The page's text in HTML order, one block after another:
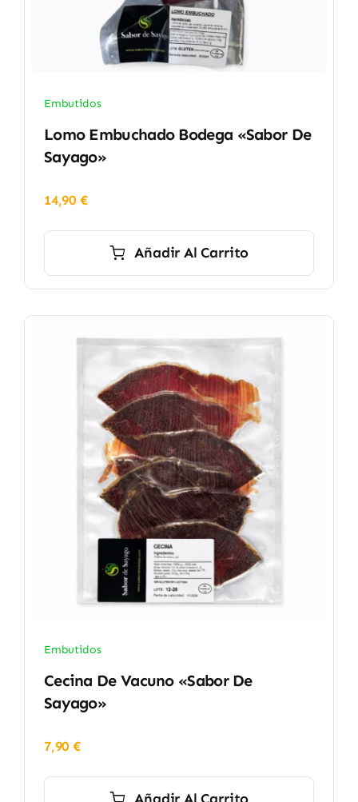
Embutidos
Lomo Embuchado Bodega «Sabor De
Sayago»
14,90 €
Añadir Al Carrito
Embutidos
Cecina De Vacuno «Sabor De
Sayago»
7,90€